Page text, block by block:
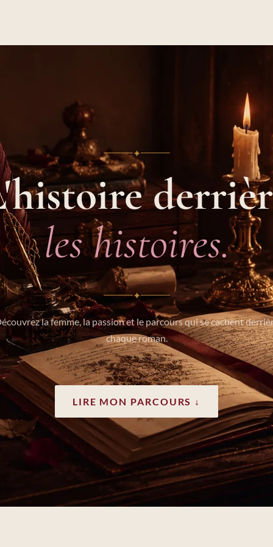
✦
les histoires.
✦
la femme, la passion et le parcours qui se cachent
chaque roman.
LIRE MON PARCOURS ↓